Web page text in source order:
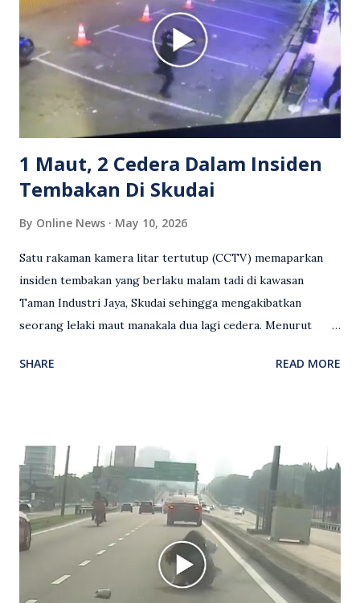
reaksi orang ramai. Antara komen orang awam yang tular di
media sosial mengenai insiden tersebut ialah ramai yang
meluahkan rasa marah terhadap tindakan lelaki berkenaan
serta memuji pemandu Grab kerana campur tangan.
Sebahagian netizen turut meminta pihak berkuasa
mengambil tindakan tegas, manakala ada yang bersimpati
terhadap wanita dipercayai menjadi mangs...
1 Maut, 2 Cedera Dalam Insiden
Tembakan Di Skudai
By Online News May 10, 2026
Satu rakaman kamera litar tertutup (CCTV) memaparkan
insiden tembakan yang berlaku malam tadi di kawasan
Taman Industri Jaya, Skudai sehingga mengakibatkan
seorang lelaki maut manakala dua lagi cedera. Menurut
kejadian berlaku sekitar jam 11 malam dan pihak polis
hiburan di kawasan berkenaan. Seorang mangsa disahkan
meninggal dunia di lokasi kejadian akibat terkena tembakan,
manakala seorang lagi mangsa mengalami kecederaan.
Turut dipercayai terdapat seorang lagi individu cedera
namun identitinya masih belum dikenal pasti selepas dibawa
keluar dari lokasi oleh kenalannya. Polis kini sedang giat
mengesan dua suspek yang masih bebas bagi membantu
SHARE READ MORE